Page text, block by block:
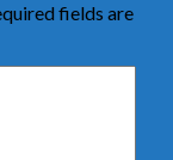
fields are